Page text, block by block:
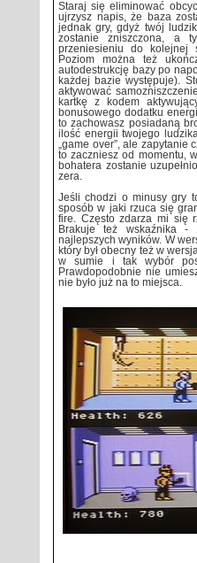
Staraj się eliminować
ujrzysz napis, że baza
jednak gry, gdyż twój
zostanie zniszczona, a
przeniesieniu do kolejnej
Poziom można też
autodestrukcję bazy po
każdej bazie występuje).
aktywować
kartkę z kodem
bonusowego dodatku
to zachowasz posiadaną
ilość energii twojego
„game over”, ale
to zaczniesz od momentu,
bohatera zostanie
zera.
Jeśli chodzi o minusy gry
sposób w jaki rzuca się
fire. Często zdarza mi się
Brakuje też wskaźnika -
najlepszych wyników. W
który był obecny też w
w sumie i tak wybór
Prawdopodobnie nie
nie było już na to miejsca.